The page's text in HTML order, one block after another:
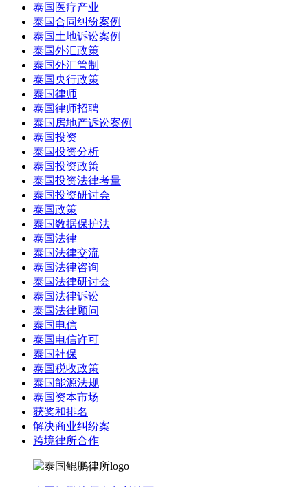
泰国医疗产业
泰国合同纠纷案例
泰国土地诉讼案例
泰国外汇政策
泰国外汇管制
泰国央行政策
泰国律师
泰国律师招聘
泰国房地产诉讼案例
泰国投资
泰国投资分析
泰国投资政策
泰国投资法律考量
泰国投资研讨会
泰国政策
泰国数据保护法
泰国法律
泰国法律交流
泰国法律咨询
泰国法律研讨会
泰国法律诉讼
泰国法律顾问
泰国电信
泰国电信许可
泰国社保
泰国税收政策
泰国能源法规
泰国资本市场
获奖和排名
解决商业纠纷案
跨境律所合作